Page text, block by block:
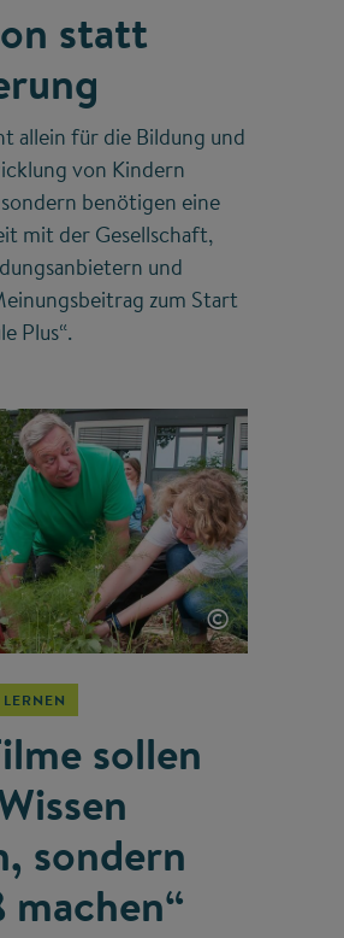
statt
allein für die Bildung und
von Kindern
benötigen eine
mit der Gesellschaft,
und
zum Start
Plus“.
©
sollen
sondern
machen“